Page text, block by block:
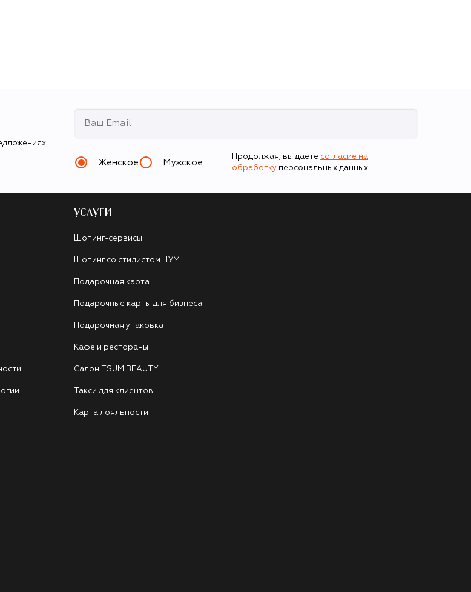
Женское Мужское
Продолжая, вы даете согласие на
обработку персональных данных
УСЛУГИ
Шопинг-сервисы
Шопинг со стилистом ЦУМ
Подарочная карта
Подарочные карты для бизнеса
Подарочная упаковка
Кафе и рестораны
Салон TSUM BEAUTY
Такси для клиентов
Карта лояльности